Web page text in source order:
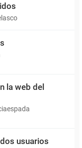
la web del
usuarios